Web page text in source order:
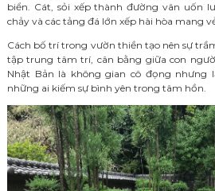
biển. Cát, sỏi xếp thành đường vân uốn
chảy và các tảng đá lớn xếp hài hòa mang
Cách bố trí trong vườn thiền tạo nên sự
tập trung tâm trí, cân bằng giữa con
Nhật Bản là không gian cô đọng nhưng
những ai kiếm sự bình yên trong tâm hồn.